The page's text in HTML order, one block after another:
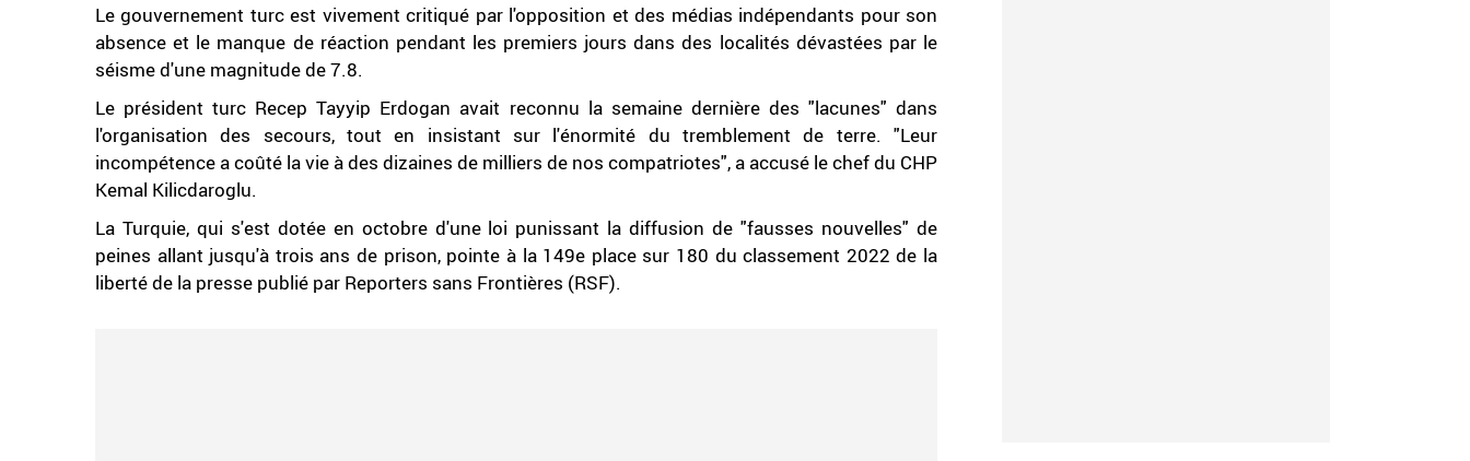
Le gouvernement turc est vivement critiqué par l'opposition et des médias indépendants pour son
absence et le manque de réaction pendant les premiers jours dans des localités dévastées par le
séisme d'une magnitude de 7.8.
Le président turc Recep Tayyip Erdogan avait reconnu la semaine dernière des "lacunes" dans
l'organisation des secours, tout en insistant sur l'énormité du tremblement de terre. "Leur
incompétence a coûté la vie à des dizaines de milliers de nos compatriotes", a accusé le chef du CHP
Kemal Kilicdaroglu.
La Turquie, qui s'est dotée en octobre d'une loi punissant la diffusion de "fausses nouvelles" de
peines allant jusqu'à trois ans de prison, pointe à la 149e place sur 180 du classement 2022 de la
liberté de la presse publié par Reporters sans Frontières (RSF).